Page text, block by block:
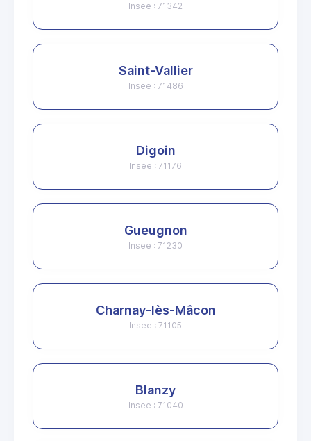
Insee : 71342
Saint-Vallier
Insee : 71486
Digoin
Insee : 71176
Gueugnon
Insee : 71230
Charnay-lès-Mâcon
Insee : 71105
Blanzy
Insee : 71040